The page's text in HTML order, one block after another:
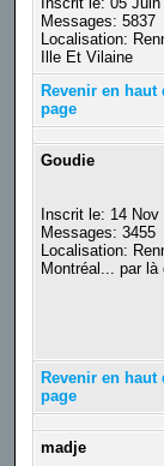
Messages: 5837
Localisation:
Ille Et Vilaine
Revenir en haut
page
Goudie
Inscrit le: 14 Nov
Messages: 3455
Localisation:
Montréal... par là
Revenir en haut
page
madje